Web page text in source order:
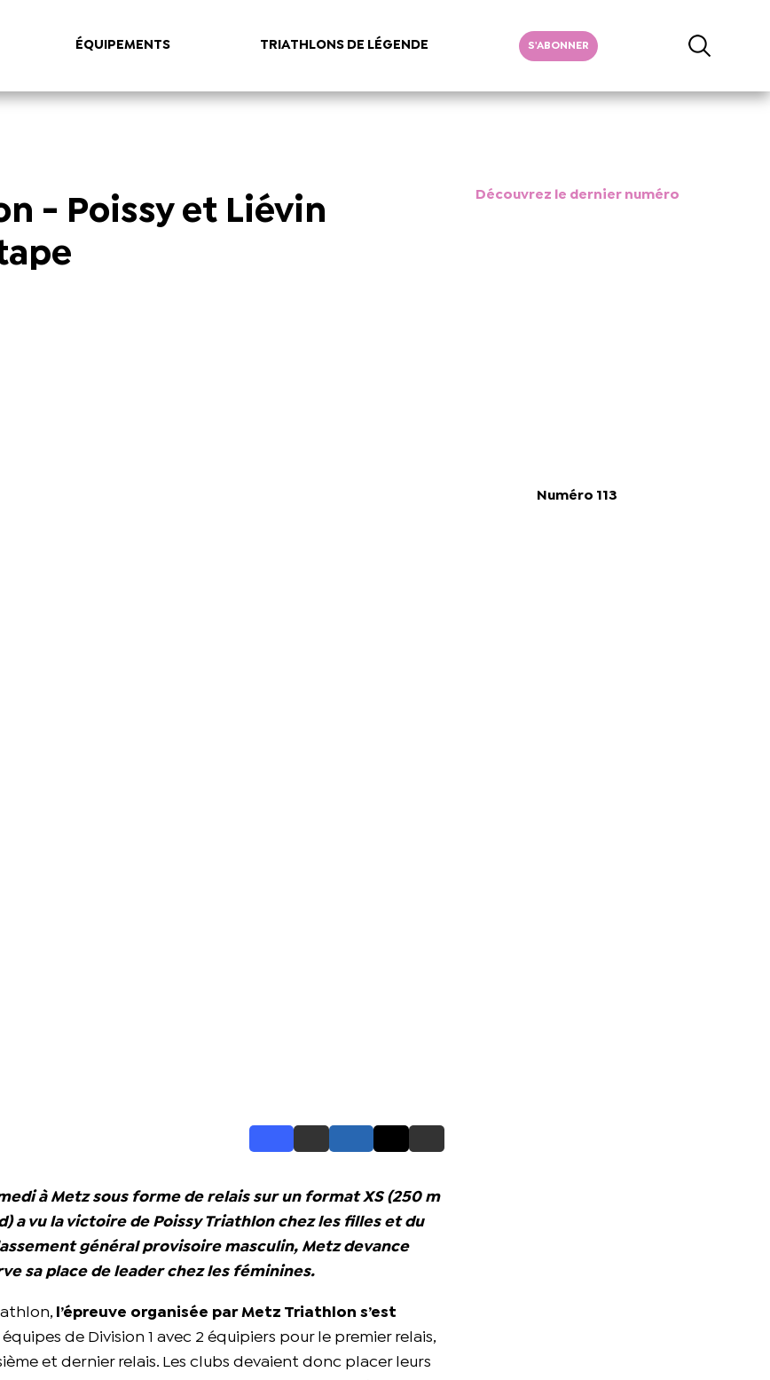
ÉQUIPEMENTS TRIATHLONS DE LÉGENDE S'ABONNER
- Poissy et Liévin
à Metz sous forme de relais sur un format XS (250 m
a vu la victoire de Poissy Triathlon chez les filles et du
général provisoire masculin, Metz devance
sa place de leader chez les féminines.
l’épreuve organisée par Metz Triathlon s’est
de Division 1 avec 2 équipiers pour le premier relais,
et dernier relais. Les clubs devaient donc placer leurs
Découvrez le dernier numéro
Numéro 113